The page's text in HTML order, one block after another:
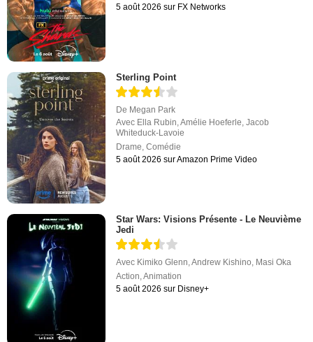
5 août 2026 sur FX Networks
Sterling Point
De Megan Park
Avec Ella Rubin,Amélie Hoeferle,Jacob
Whiteduck-Lavoie
Drame,Comédie
5 août 2026 sur Amazon Prime Video
Star Wars: Visions Présente - Le Neuvième
Jedi
Avec Kimiko Glenn,Andrew Kishino, Masi Oka
Action,Animation
5 août 2026 sur Disney+